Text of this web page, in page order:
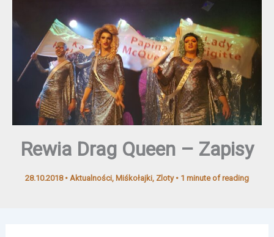
Rewia Drag Queen – Zapisy
28.10.2018 • Aktualności, Miśkołajki, Zloty• 1 minute of reading